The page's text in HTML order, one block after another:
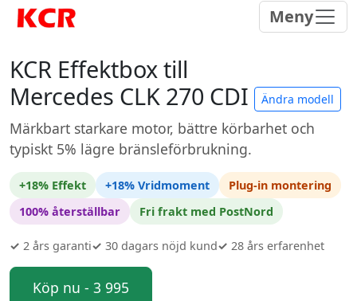
Meny
KCR Effektbox till
Mercedes CLK 270 CDI
Ändra modell
Märkbart starkare motor, bättre körbarhet och
typiskt 5% lägre bränsleförbrukning.
+18% Effekt +18% Vridmoment
Plug-in montering
100% återställbar
Fri frakt med PostNord
✓ 2 års garanti✓ 30 dagars nöjd kund✓ 28 års erfarenhet
Köp nu - 3 995